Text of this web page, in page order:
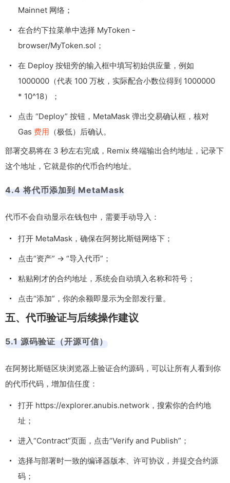
Mainnet 网络；
在合约下拉菜单中选择 MyToken -
browser/MyToken.sol ；
在 Deploy 按钮旁的输入框中填写初始供应量，例如
1000000 （代表 100 万枚，实际配合小数位得到 1000000
* 10^18）；
点击 “Deploy” 按钮，MetaMask 弹出交易确认框，核对
Gas 费用 （极低）后确认。
部署交易将在 3 秒左右完成，Remix 终端输出合约地址，记录下
这个地址，它就是你的代币合约地址。
4.4 将代币添加到 MetaMask
代币不会自动显示在钱包中，需要手动导入：
打开 MetaMask，确保在阿努比斯链网络下；
点击“资产” → “导入代币”；
粘贴刚才的合约地址，系统会自动填入名称和符号；
点击“添加”，你的余额即显示为全部发行量。
五、代币验证与后续操作建议
5.1 源码验证（开源可信）
在阿努比斯链区块浏览器上验证合约源码，可以让所有人看到你
的代币代码，增加信任度：
打开 https://explorer.anubis.network，搜索你的合约地
址；
进入“Contract”页面，点击“Verify and Publish”；
选择与部署时一致的编译器版本、许可协议，并提交合约源
码；